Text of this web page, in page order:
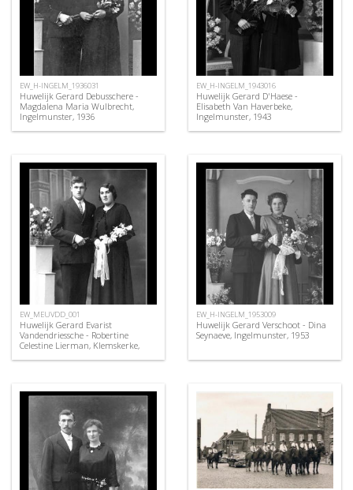
EW_H-INGELM_1936031
Huwelijk Gerard Debusschere -
Magdalena Maria Wulbrecht,
Ingelmunster, 1936
EW_H-INGELM_1943016
Huwelijk Gerard D'Haese -
Elisabeth Van Haverbeke,
Ingelmunster, 1943
EW_MEUVDD_001
Huwelijk Gerard Evarist
Vandendriessche - Robertine
Celestine Lierman, Klemskerke,
EW_H-INGELM_1953009
Huwelijk Gerard Verschoot - Dina
Seynaeve, Ingelmunster, 1953